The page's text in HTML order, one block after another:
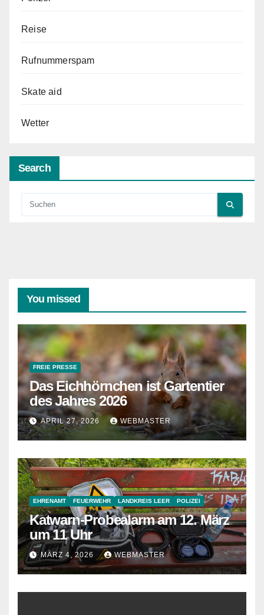
Reise
Rufnummerspam
Skate aid
Wetter
Search
You missed
FREIE PRESSE
Das Eichhörnchen ist Gartentier
des Jahres 2026
APRIL 27, 2026 WEBMASTER
EHRENAMT FEUERWEHR LANDKREIS LEER POLIZEI
Katwarn-Probealarm am 12. März
um 11 Uhr
MÄRZ 4, 2026 WEBMASTER